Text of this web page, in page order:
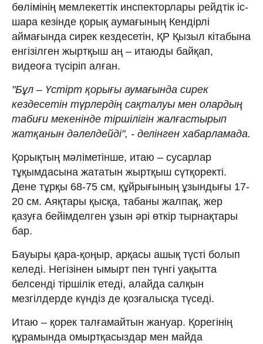
бөлімінің мемлекеттік инспекторлары рейдтік іс-
шара кезінде қорық аумағының Кендірлі
аймағында сирек кездесетін, ҚР Қызыл кітабына
енгізілген жыртқыш аң – итаюды байқап,
видеоға түсіріп алған.
"Бұл – Үстірт қорығы аумағында сирек
кездесетін түрлердің сақталуы мен олардың
табиғи мекенінде тіршілігін жалғастырып
жатқанын дәлелдейді", - делінген хабарламада.
Қорықтың мәліметінше, итаю – сусарлар
тұқымдасына жататын жыртқыш сүтқоректі.
Дене тұрқы 68-75 см, құйрығының ұзындығы 17-
20 см. Аяқтары қысқа, табаны жалпақ, жер
қазуға бейімделген ұзын әрі өткір тырнақтары
бар.
Бауыры қара-қоңыр, арқасы ашық түсті болып
келеді. Негізінен ымырт пен түнгі уақытта
белсенді тіршілік етеді, алайда салқын
мезгілдерде күндіз де қозғалысқа түседі.
Итаю – қорек талғамайтын жануар. Қорегінің
құрамында омыртқасыздар мен майда